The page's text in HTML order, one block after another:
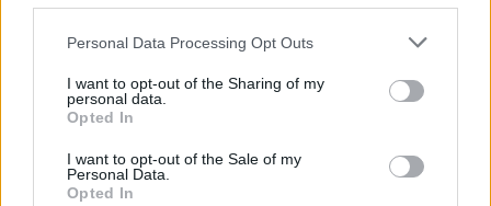
Please note that this website/app uses one or more Google
not limited to your visit or usage behaviour. You may click to
grant or deny consent to Google and its third-party tags to
use your data for below specified purposes in below Google
consent section.
Personal Data Processing Opt Outs
I want to opt-out of the Sharing of my
personal data.
Opted In
I want to opt-out of the Sale of my
Personal Data.
Opted In
di Luna Rossa non è solo ingegneristica, ma
culturale: trasformare la passione italiana per il
vincere alla massima velocità.
AUTORE